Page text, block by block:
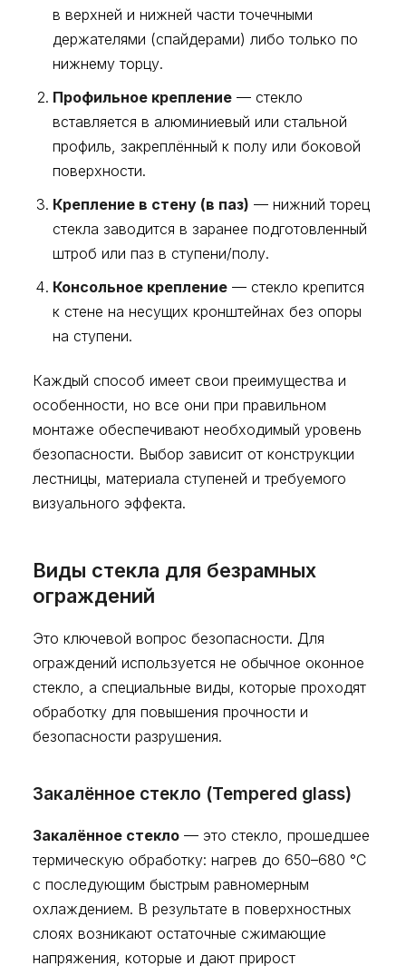
в верхней и нижней части точечными
держателями (спайдерами) либо только по
нижнему торцу.
Профильное крепление — стекло
вставляется в алюминиевый или стальной
профиль, закреплённый к полу или боковой
поверхности.
Крепление в стену (в паз) — нижний торец
стекла заводится в заранее подготовленный
штроб или паз в ступени/полу.
Консольное крепление — стекло крепится
к стене на несущих кронштейнах без опоры
на ступени.
Каждый способ имеет свои преимущества и
особенности, но все они при правильном
монтаже обеспечивают необходимый уровень
безопасности. Выбор зависит от конструкции
лестницы, материала ступеней и требуемого
визуального эффекта.
Виды стекла для безрамных
ограждений
Это ключевой вопрос безопасности. Для
ограждений используется не обычное оконное
стекло, а специальные виды, которые проходят
обработку для повышения прочности и
безопасности разрушения.
Закалённое стекло (Tempered glass)
Закалённое стекло — это стекло, прошедшее
термическую обработку: нагрев до 650–680 °C
с последующим быстрым равномерным
охлаждением. В результате в поверхностных
слоях возникают остаточные сжимающие
напряжения, которые и дают прирост